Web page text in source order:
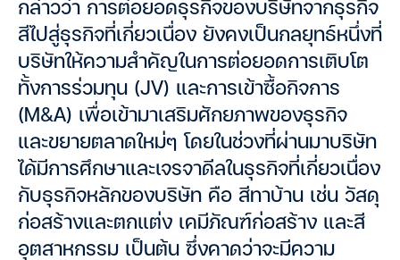
กล่าวว่า การต่อยอดธุรกิจของบริษัทจากธุรกิจ
สีไปสู่ธุรกิจที่เกี่ยวเนื่อง ยังคงเป็นกลยุทธ์หนึ่งที่
บริษัทให้ความสำคัญในการต่อยอดการเติบโต
ทั้งการร่วมทุน (JV) และการเข้าซื้อกิจการ
(M&A) เพื่อเข้ามาเสริมศักยภาพของธุรกิจ
และขยายตลาดใหม่ๆ โดยในช่วงที่ผ่านมาบริษัท
ได้มีการศึกษาและเจรจาดีลในธุรกิจที่เกี่ยวเนื่อง
กับธุรกิจหลักของบริษัท คือ สีทาบ้าน เช่น วัสดุ
ก่อสร้างและตกแต่ง เคมีภัณฑ์ก่อสร้าง และสี
อุตสาหกรรม เป็นต้น ซึ่งคาดว่าจะมีความ